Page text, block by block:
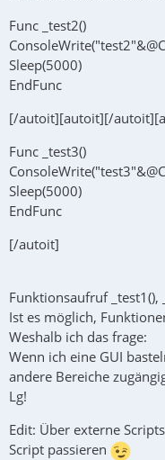
Func _test2()
Sleep(5000)
EndFunc
[/autoit][autoit][/
Func _test3()
Sleep(5000)
EndFunc
[/autoit]
Funktionsaufruf _test1(),
Ist es möglich,
Weshalb ich das frage:
Wenn ich eine GUI
andere Bereiche
Lg!
Edit: Über externe
Script passieren